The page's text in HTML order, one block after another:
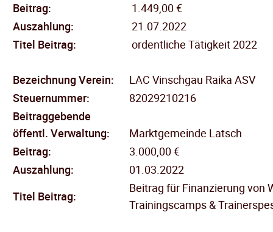
Beitrag:
1.449,00 €
Auszahlung:
21.07.2022
Titel Beitrag:
ordentliche Tätigkeit 2022
Bezeichnung Verein:
LAC Vinschgau Raika ASV
Steuernummer:
82029210216
Beitraggebende
öffentl. Verwaltung:
Marktgemeinde Latsch
Beitrag:
3.000,00 €
Auszahlung:
01.03.2022
Titel Beitrag:
Beitrag für Finanzierung von
Trainingscamps &